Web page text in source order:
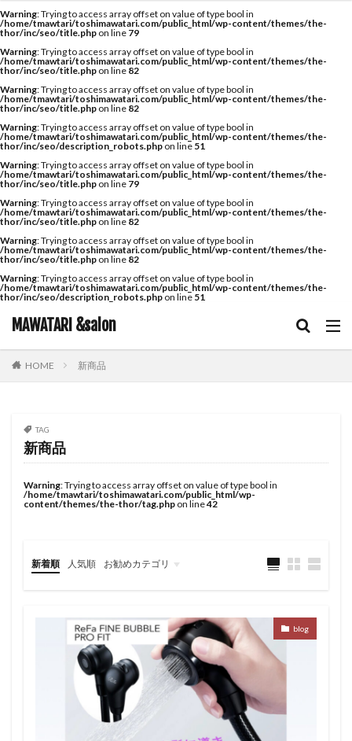
Warning: Trying to access array offset on value of type bool in
/home/tmawtari/toshimawatari.com/public_html/wp-content/themes/the-
thor/inc/seo/title.php on line 79
Warning: Trying to access array offset on value of type bool in
/home/tmawtari/toshimawatari.com/public_html/wp-content/themes/the-
thor/inc/seo/title.php on line 82
Warning: Trying to access array offset on value of type bool in
/home/tmawtari/toshimawatari.com/public_html/wp-content/themes/the-
thor/inc/seo/title.php on line 82
Warning: Trying to access array offset on value of type bool in
/home/tmawtari/toshimawatari.com/public_html/wp-content/themes/the-
thor/inc/seo/description_robots.php on line 51
Warning: Trying to access array offset on value of type bool in
/home/tmawtari/toshimawatari.com/public_html/wp-content/themes/the-
thor/inc/seo/title.php on line 79
Warning: Trying to access array offset on value of type bool in
/home/tmawtari/toshimawatari.com/public_html/wp-content/themes/the-
thor/inc/seo/title.php on line 82
Warning: Trying to access array offset on value of type bool in
/home/tmawtari/toshimawatari.com/public_html/wp-content/themes/the-
thor/inc/seo/title.php on line 82
Warning: Trying to access array offset on value of type bool in
/home/tmawtari/toshimawatari.com/public_html/wp-content/themes/the-
thor/inc/seo/description_robots.php on line 51
MAWATARI &salon
HOME 新商品
TAG
新商品
Warning: Trying to access array offset on value of type bool in
/home/tmawtari/toshimawatari.com/public_html/wp-
content/themes/the-thor/tag.php on line42
新着順 人気順 お勧めカテゴリ
blog
hair care skin care
カテゴリー
タグ
iNOA お客様お勧め お客様コラボ
アプリエカラー
オラプレックス
コテ巻き
シャンプー
スキンケア
スロウカラー ツヤ髪
ビューティーカレッジ
ヘアアレンジ
メイク
ルビオナカラー
髪質改善トリートメント